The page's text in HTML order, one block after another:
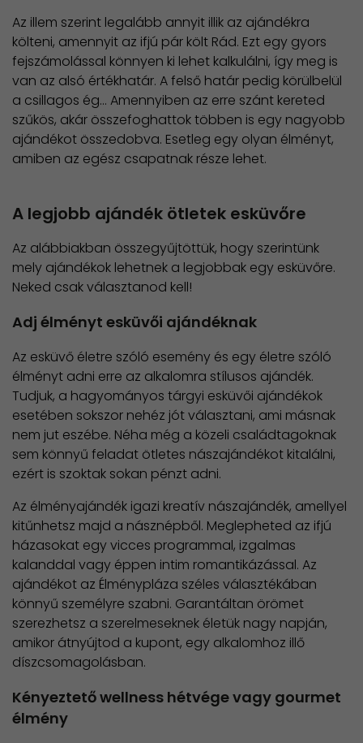
Az illem szerint legalább annyit illik az ajándékra
költeni, amennyit az ifjú pár költ Rád. Ezt egy gyors
fejszámolással könnyen ki lehet kalkulálni, így meg is
van az alsó értékhatár. A felső határ pedig körülbelül
a csillagos ég... Amennyiben az erre szánt kereted
szűkös, akár összefoghattok többen is egy nagyobb
ajándékot összedobva. Esetleg egy olyan élményt,
amiben az egész csapatnak része lehet.
A legjobb ajándék ötletek esküvőre
Az alábbiakban összegyűjtöttük, hogy szerintünk
mely ajándékok lehetnek a legjobbak egy esküvőre.
Neked csak választanod kell!
Adj élményt esküvői ajándéknak
Az esküvő életre szóló esemény és egy életre szóló
élményt adni erre az alkalomra stílusos ajándék.
Tudjuk, a hagyományos tárgyi esküvői ajándékok
esetében sokszor nehéz jót választani, ami másnak
nem jut eszébe. Néha még a közeli családtagoknak
sem könnyű feladat ötletes nászajándékot kitalálni,
ezért is szoktak sokan pénzt adni.
Az élményajándék igazi kreatív nászajándék, amellyel
kitűnhetsz majd a násznépből. Meglepheted az ifjú
házasokat egy vicces programmal, izgalmas
kalanddal vagy éppen intim romantikázással. Az
ajándékot az Élménypláza széles választékában
könnyű személyre szabni. Garantáltan örömet
szerezhetsz a szerelmeseknek életük nagy napján,
amikor átnyújtod a kupont, egy alkalomhoz illő
díszcsomagolásban.
Kényeztető wellness hétvége vagy gourmet
élmény